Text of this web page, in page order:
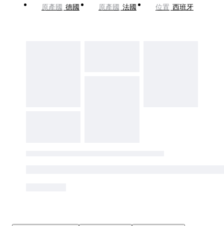
原產國 德國 原產國 法國 位置 西班牙